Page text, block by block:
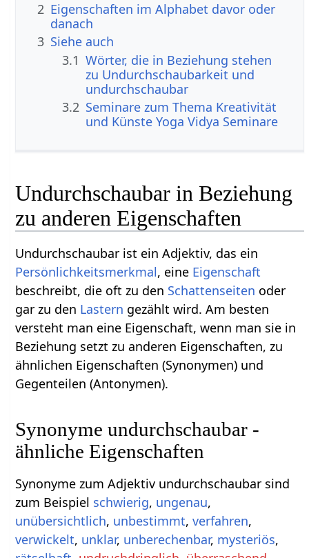
2 Eigenschaften im Alphabet davor oder
danach
3 Siehe auch
3.1 Wörter, die in Beziehung stehen
zu Undurchschaubarkeit und
undurchschaubar
3.2 Seminare zum Thema Kreativität
und Künste Yoga Vidya Seminare
Undurchschaubar in Beziehung
zu anderen Eigenschaften
Undurchschaubar ist ein Adjektiv, das ein
Persönlichkeitsmerkmal, eine Eigenschaft
beschreibt, die oft zu den Schattenseiten oder
gar zu den Lastern gezählt wird. Am besten
versteht man eine Eigenschaft, wenn man sie in
Beziehung setzt zu anderen Eigenschaften, zu
ähnlichen Eigenschaften (Synonymen) und
Gegenteilen (Antonymen).
Synonyme undurchschaubar -
ähnliche Eigenschaften
Synonyme zum Adjektiv undurchschaubar sind
zum Beispiel schwierig, ungenau,
unübersichtlich, unbestimmt,verfahren,
verwickelt, unklar, unberechenbar, mysteriös,